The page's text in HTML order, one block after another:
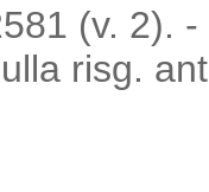
(v. 2).
risg.